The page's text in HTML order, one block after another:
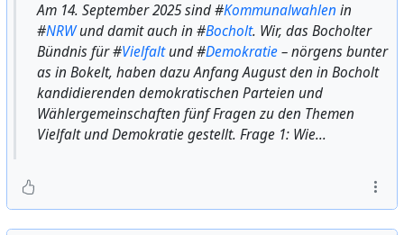
Am 14. September 2025 sind #Kommunalwahlen in
#NRWund damit auch in #Bocholt. Wir, das Bocholter
Bündnis für #Vielfaltund #Demokratie– nörgens bunter
as in Bokelt, haben dazu Anfang August den in Bocholt
kandidierenden demokratischen Parteien und
Wählergemeinschaften fünf Fragen zu den Themen
Vielfalt und Demokratie gestellt. Frage 1: Wie...